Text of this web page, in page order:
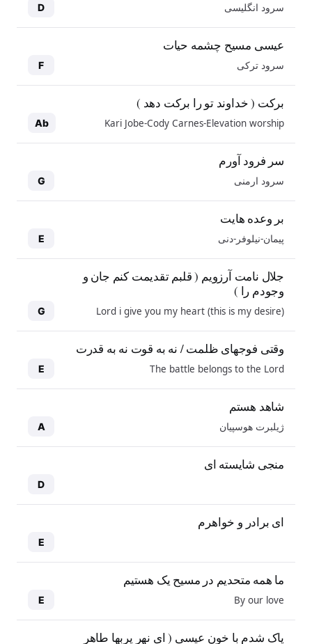
سرود انگلیسی D
عیسی مسیح چشمه حیات
سرود ترکی F
برکت ( خداوند تو را برکت دهد )
Kari Jobe-Cody Carnes-Elevation worship
Ab
سر فرود آورم
سرود ارمنی G
بر وعده هایت
پیمان-نیلوفر-دنی E
جلال نامت آرزویم ( قلبم تقدیمت کنم جان و
وجودم را )
Lord i give you my heart (this is my desire)
G
وقتی فوجهای ظلمت / نه به قوت نه به قدرت
The battle belongs to the Lord
E
شاهد هستم
ژیلبرت هوسپیان A
منجی شایسته ای
D
ای برادر و خواهرم
E
ما همه متحدیم در مسیح یک هستیم
By our love
E
پاک شدم با خون عیسی ( ای نهر پربها طاهر